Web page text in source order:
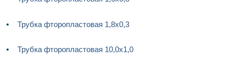
Трубка фторопластовая 1,8х0,3
Трубка фторопластовая 10,0х1,0